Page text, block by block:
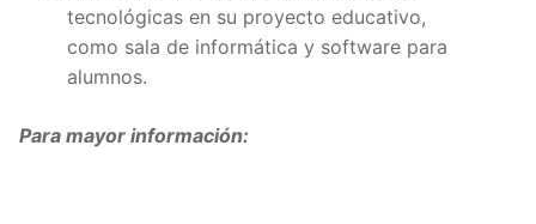
tecnológicas en su proyecto educativo,
como sala de informática y software para
alumnos.
Para mayor información: